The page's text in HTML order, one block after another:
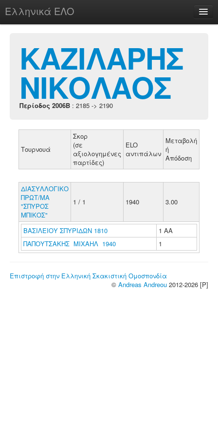
Ελληνικά ΕΛΟ
chesstu.be @ discord
Login
ΚΑΖΙΛΑΡΗΣ
ΝΙΚΟΛΑΟΣ
Περίοδος 2006B : 2185 -> 2190
Τουρνουά
Σκορ
(σε
αξιολογημένες
παρτίδες)
ELO
αντιπάλων
Μεταβολή
ή
Απόδοση
ΔΙΑΣΥΛΛΟΓΙΚΟ
ΠΡΩΤ/ΜΑ
"ΣΠΥΡΟΣ
ΜΠΙΚΟΣ"
1 / 1 1940 3.00
ΒΑΣΙΛΕΙΟΥ ΣΠΥΡΙΔΩΝ 1810
1 ΑΑ
ΠΑΠΟΥΤΣΑΚΗΣ ΜΙΧΑΗΛ 1940
1
Επιστροφή στην Ελληνική Σκακιστική Ομοσπονδία
© Andreas Andreou 2012-2026 [P]